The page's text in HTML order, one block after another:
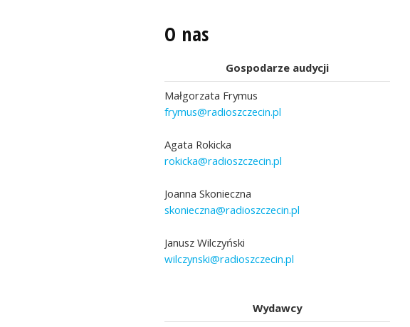
O nas
Gospodarze audycji
Małgorzata Frymus
frymus@radioszczecin.pl
Agata Rokicka
rokicka@radioszczecin.pl
Joanna Skonieczna
skonieczna@radioszczecin.pl
Janusz Wilczyński
wilczynski@radioszczecin.pl
Wydawcy